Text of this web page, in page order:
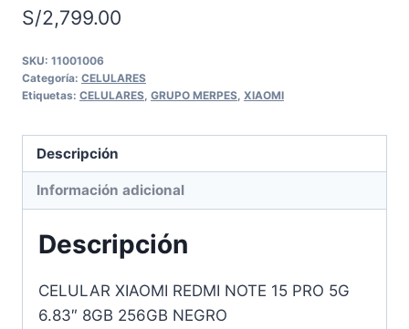
S/2,799.00
SKU: 11001006
Categoría: CELULARES
Etiquetas: CELULARES GRUPO MERPES XIAOMI
Descripción
Información adicional
Descripción
CELULAR XIAOMI REDMI NOTE 15 PRO 5G
6.83″ 8GB 256GB NEGRO